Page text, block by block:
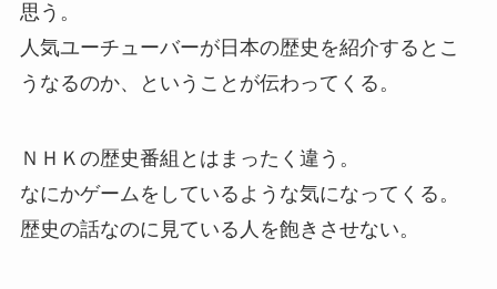
思う。
人気ユーチューバーが日本の歴史を紹介するとこ
うなるのか、ということが伝わってくる。
ＮＨＫの歴史番組とはまったく違う。
なにかゲームをしているような気になってくる。
歴史の話なのに見ている人を飽きさせない。